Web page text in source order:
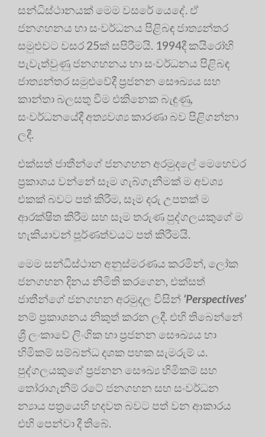
සන්ධිස්ථානයක් මෙම වසරේ යෙදේ. ඒ
ජනගහනය හා සංවර්ධනය පිළිබඳ ජාත්‍යන්තර
සමුළුවට වසර 25ක් සපිරීමයි. 1994දී කයිරෝහි
පැවැත්වුණු ජනගහනය හා සංවර්ධනය පිළිබඳ
ජාත්‍යන්තර සමුළුවේදී ප්‍ර‍ජනන සෞඛ්‍යය සහ
කාන්තා බලසතු වීම එකිනෙක බැඳුණු,
සංවර්ධනයේදී අත්‍යවශ්‍ය කාරණා බව පිළිගන්නා
ලදී.
එක්සත් ජාතීන්ගේ ජනගහන අරමුදලේ මෙහෙවර
ප්‍ර‍කාශය වන්නේ සෑම ගැබ්ගැනීමක් ම අවශ්‍ය
එකක් බවට පත් කිරීම, සෑම දරු උපතක් ම
ආරක්ෂිත කිරීම සහ සෑම තරුණ පුද්ගලයකුගේ ම
හැකියාවන් පූර්ණත්වයට පත් කිරීමයි.
මෙම සන්ධිස්ථාන අනුස්මරණය කරමින්, ලෝක
ජනගහන දිනය නිමිති කරගෙන, එක්සත්
ජාතීන්ගේ ජනගහන අරමුදල විසින් ‘Perspectives’
නම් ප්‍ර‍කාශනය නිකුත් කරන ලදී. එහි තිබෙන්නේ
ශ්‍රී ලංකාවේ ලිංගික හා ප්‍ර‍ජනන සෞඛ්‍යය හා
හිමිකම් සම්බන්ධ දශක පහක සැමරුම් ය.
පුද්ගලයකුගේ ප්‍ර‍ජනන සෞඛ්‍ය හිමිකම් සහ
තෝරාගැනීම් රටේ ජනගහන සහ සංවර්ධන
න්‍යාය පත්‍රයෙහි හදවත බවට පත් වන ආකාරය
එහි පෙන්වා දී තිබේ.